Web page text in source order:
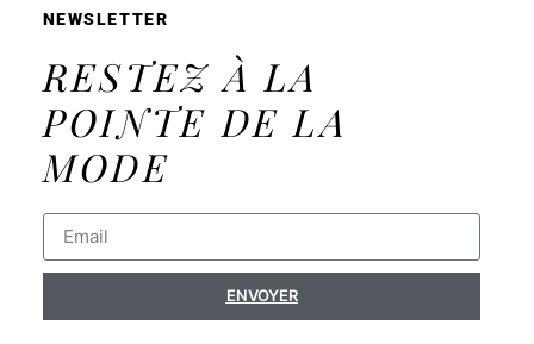
NEWSLETTER
RESTEZ À LA
POINTE DE LA
MODE
ENVOYER